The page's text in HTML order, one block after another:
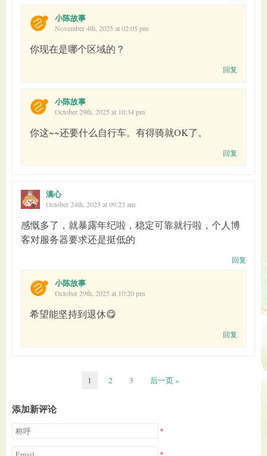
小陈故事
November 4th, 2025 at 02:05 pm
你现在是哪个区域的？
回复
小陈故事
October 29th, 2025 at 10:34 pm
你这~~还要什么自行车。有得骑就OK了。
回复
满心
October 24th, 2025 at 09:23 am
感慨多了，就暴露年纪啦，稳定可靠就行啦，个人博
客对服务器要求还是挺低的
回复
小陈故事
October 29th, 2025 at 10:20 pm
希望能坚持到退休😋
回复
1 2 3 后一页 »
添加新评论